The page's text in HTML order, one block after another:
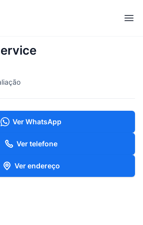
Ver WhatsApp
Ver telefone
Ver endereço